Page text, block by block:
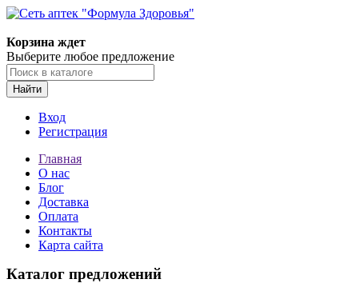
Корзина ждет
Выберите любое предложение
Найти
Вход
Регистрация
Главная
О нас
Блог
Доставка
Оплата
Контакты
Карта сайта
Каталог предложений